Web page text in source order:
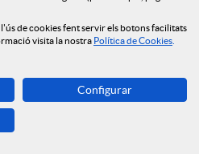
de cookies fent servir els botons facilitats
visita la nostra Política de Cookies
Configurar